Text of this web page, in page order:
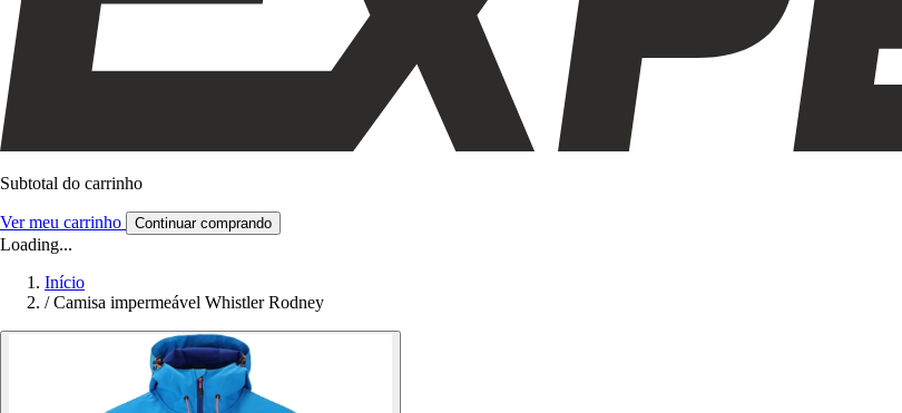
Subtotal do carrinho
Ver meu carrinho Continuar comprando
Loading...
Início
/ Camisa impermeável Whistler Rodney